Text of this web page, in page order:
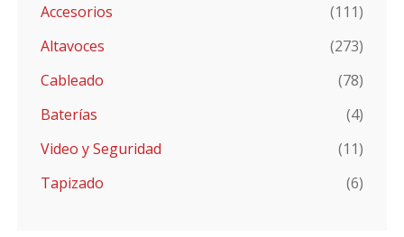
Accesorios
(111)
Altavoces
(273)
Cableado
(78)
Baterías
(4)
Video y Seguridad
(11)
Tapizado
(6)